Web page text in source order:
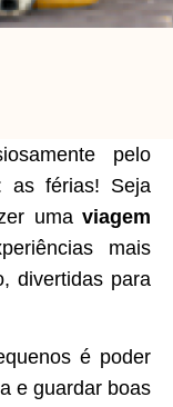
pelo
as férias! Seja
uma viagem
mais
divertidas para
é poder
e guardar boas